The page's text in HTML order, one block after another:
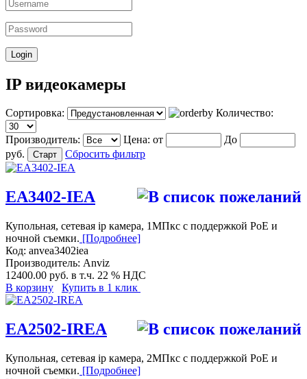
IP видеокамеры
Сортировка: Количество:
Производитель: Цена: от
До
руб.
Сбросить фильтр
EA3402-IEA
Купольная, сетевая ip камера, 1МПкс с поддержкой PoE и
ночной съемки. [Подробнее]
Код: anvea3402iea
Производитель: Anviz
12400.00 руб. в т.ч. 22 % НДС
В корзину
Купить в 1 клик
EA2502-IREA
Купольная, сетевая ip камера, 2МПкс с поддержкой PoE и
ночной съемки. [Подробнее]